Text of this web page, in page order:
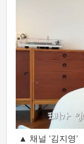
▲ 채널 ‘김지영’